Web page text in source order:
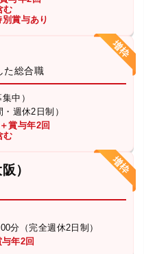
む
賞与あり
た総合職
中）
週休2日制）
賞与年2回
む
）
分（完全週休2日制）
年2回